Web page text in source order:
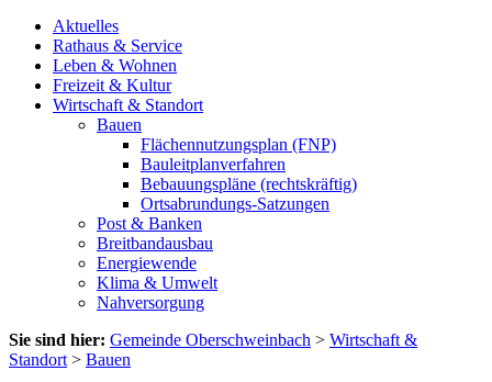
Aktuelles
Rathaus & Service
Leben & Wohnen
Freizeit & Kultur
Wirtschaft & Standort
Bauen
Flächennutzungsplan (FNP)
Bauleitplanverfahren
Bebauungspläne (rechtskräftig)
Ortsabrundungs-Satzungen
Post & Banken
Breitbandausbau
Energiewende
Klima & Umwelt
Nahversorgung
Sie sind hier: Gemeinde Oberschweinbach > Wirtschaft &
Standort > Bauen